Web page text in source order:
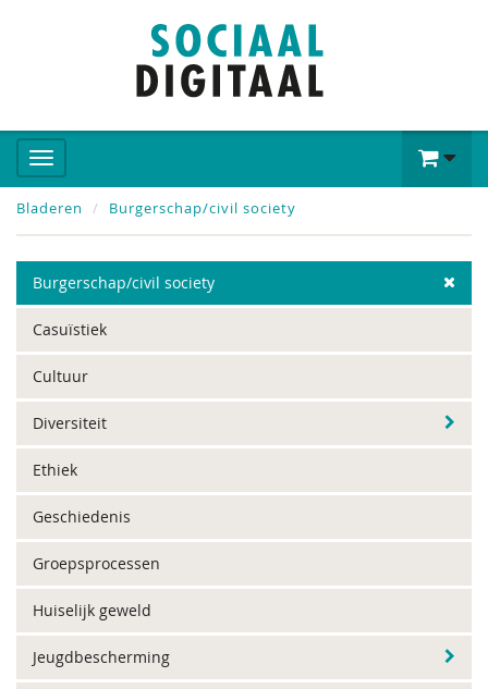
Bladeren Burgerschap/civil society
Burgerschap/civil society
Casuïstiek
Cultuur
Diversiteit
Ethiek
Geschiedenis
Groepsprocessen
Huiselijk geweld
Jeugdbescherming